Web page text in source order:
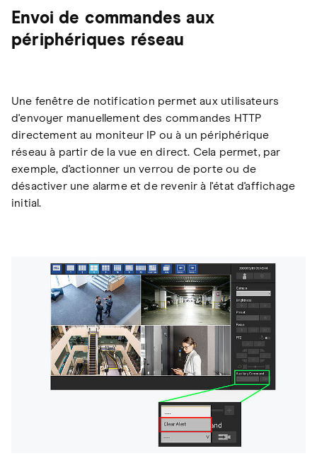
Envoi de commandes aux
périphériques réseau
Une fenêtre de notification permet aux utilisateurs
d'envoyer manuellement des commandes HTTP
directement au moniteur IP ou à un périphérique
réseau à partir de la vue en direct. Cela permet, par
exemple, d'actionner un verrou de porte ou de
désactiver une alarme et de revenir à l'état d'affichage
initial.